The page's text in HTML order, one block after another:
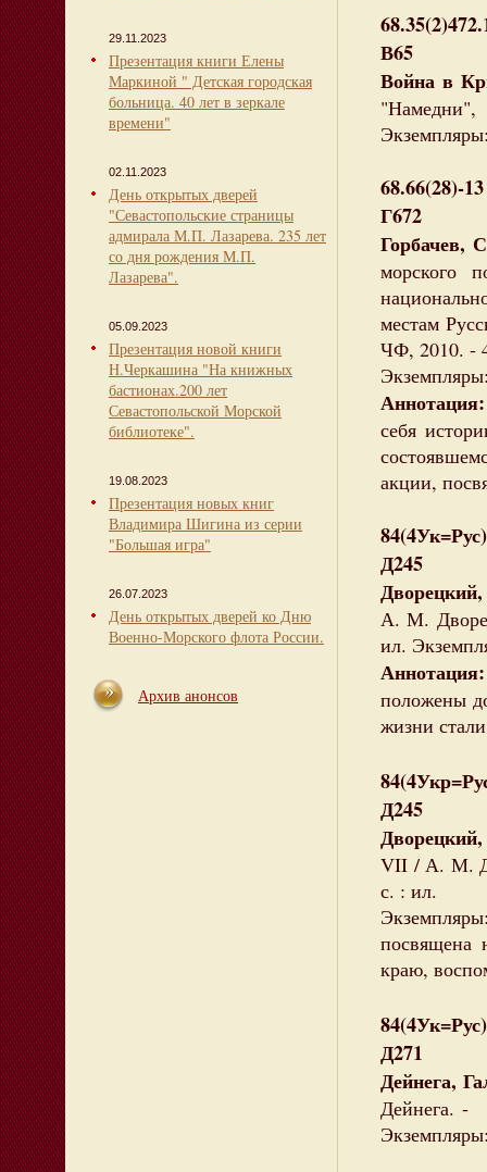
29.11.2023
Презентация книги Елены
Маркиной " Детская городская
больница. 40 лет в зеркале
времени"
02.11.2023
День открытых дверей
"Севастопольские страницы
адмирала М.П. Лазарева. 235 лет
со дня рождения М.П.
Лазарева".
05.09.2023
Презентация новой книги
Н.Черкашина "На книжных
бастионах.200 лет
Севастопольской Морской
библиотеке".
19.08.2023
Презентация новых книг
Владимира Шигина из серии
"Большая игра"
26.07.2023
День открытых дверей ко Дню
Военно-Морского флота России.
Архив анонсов
В65
Война в
68.66(28)-13
Г672
Горбачев,
морского
местам
ЧФ, 2010. -
себя
акции,
Д245
А. М.
ил.
положены
жизни
Д245
VII / А. М.
с. : ил.
посвящена
краю,
Д271
Дейнега,
Дейнега. -